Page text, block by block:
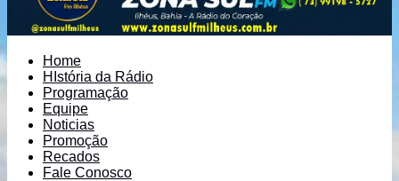
Home
HIstória da Rádio
Programação
Equipe
Noticias
Promoção
Recados
Fale Conosco